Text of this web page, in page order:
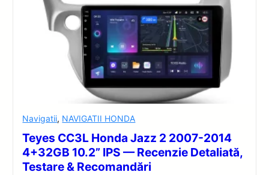
Navigatii, NAVIGATII HONDA
Teyes CC3L Honda Jazz 2 2007-2014
4+32GB 10.2” IPS — Recenzie Detaliată,
Testare & Recomandări